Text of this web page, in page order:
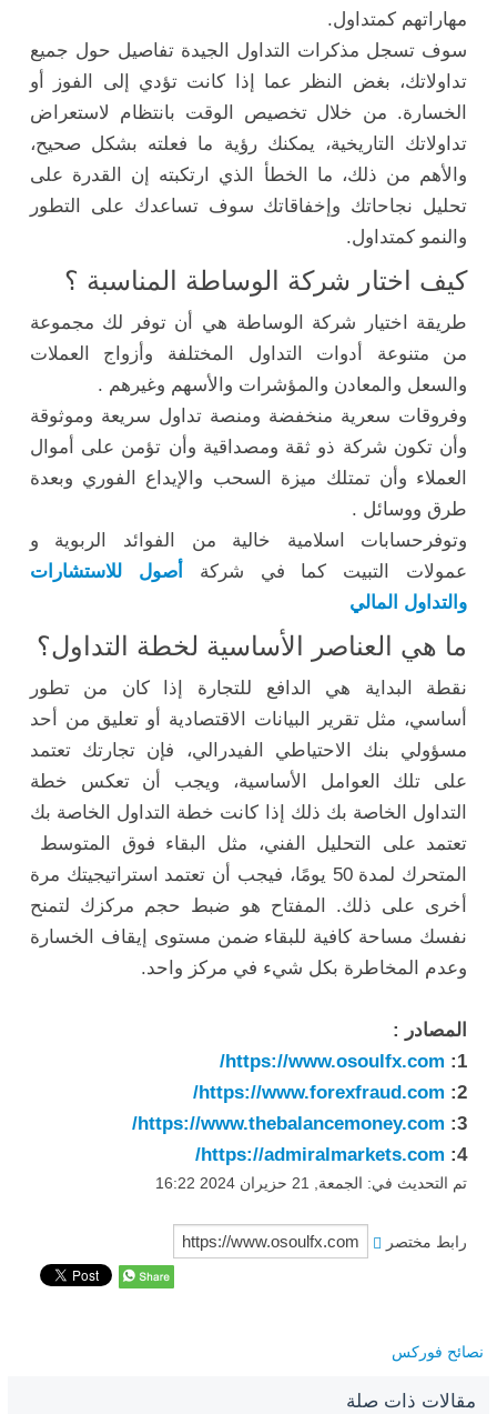
مهاراتهم كمتداول.
سوف تسجل مذكرات التداول الجيدة تفاصيل حول جميع
تداولاتك، بغض النظر عما إذا كانت تؤدي إلى الفوز أو
الخسارة. من خلال تخصيص الوقت بانتظام لاستعراض
تداولاتك التاريخية، يمكنك رؤية ما فعلته بشكل صحيح،
والأهم من ذلك، ما الخطأ الذي ارتكبته إن القدرة على
تحليل نجاحاتك وإخفاقاتك سوف تساعدك على التطور
والنمو كمتداول.
كيف اختار شركة الوساطة المناسبة ؟
طريقة اختيار شركة الوساطة هي أن توفر لك مجموعة
من متنوعة أدوات التداول المختلفة وأزواج العملات
والسعل والمعادن والمؤشرات والأسهم وغيرهم .
وفروقات سعرية منخفضة ومنصة تداول سريعة وموثوقة
وأن تكون شركة ذو ثقة ومصداقية وأن تؤمن على أموال
العملاء وأن تمتلك ميزة السحب والإيداع الفوري وبعدة
طرق ووسائل .
وتوفرحسابات اسلامية خالية من الفوائد الربوية و
عمولات التبيت كما في شركة
أصول للاستشارات
والتداول المالي
ما هي العناصر الأساسية لخطة التداول؟
نقطة البداية هي الدافع للتجارة إذا كان من تطور
أساسي، مثل تقرير البيانات الاقتصادية أو تعليق من أحد
مسؤولي بنك الاحتياطي الفيدرالي، فإن تجارتك تعتمد
على تلك العوامل الأساسية، ويجب أن تعكس خطة
التداول الخاصة بك ذلك إذا كانت خطة التداول الخاصة بك
تعتمد على التحليل الفني، مثل البقاء فوق المتوسط ​​
المتحرك لمدة 50 يومًا، فيجب أن تعتمد استراتيجيتك مرة
أخرى على ذلك. المفتاح هو ضبط حجم مركزك لتمنح
نفسك مساحة كافية للبقاء ضمن مستوى إيقاف الخسارة
وعدم المخاطرة بكل شيء في مركز واحد.
المصادر :
1:
https://www.osoulfx.com/
2:
https://www.forexfraud.com/
3:
https://www.thebalancemoney.com/
4:
https://admiralmarkets.com/
تم التحديث في: الجمعة, 21 حزيران 2024 16:22
رابط مختصر
نصائح فوركس
مقالات ذات صلة